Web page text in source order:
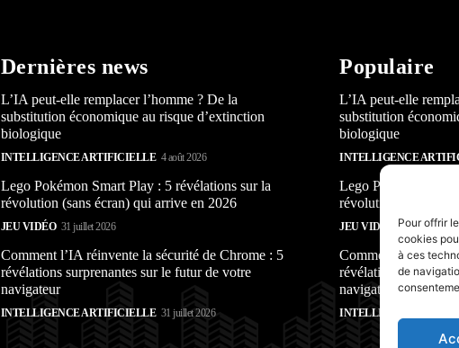
Pour offrir
cookies
à ces
de
Dernières news
L’IA peut-elle remplacer l’homme ? De la
substitution économique au risque d’extinction
biologique
INTELLIGENCE ARTIFICIELLE 4 août 2026
Lego Pokémon Smart Play : 5 révélations sur la
révolution (sans écran) qui arrive en 2026
JEU VIDÉO 31 juillet 2026
Comment l’IA réinvente la sécurité de Chrome : 5
révélations surprenantes sur le futur de votre
navigateur
INTELLIGENCE ARTIFICIELLE 31 juillet 2026
Populaire
L’IA peut-elle
substitution
biologique
INTELLIGENCE
Lego Pokémon
révolution (sans
JEU VIDÉO 31 juillet 2026
Comment l’IA
révélations
navigateur
INTELLIGENCE